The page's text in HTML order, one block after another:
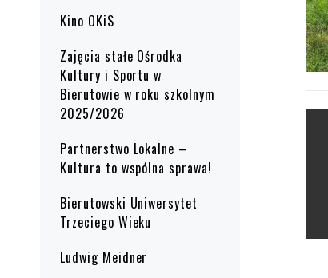
Kino OKiS
Zajęcia stałe Ośrodka
Kultury i Sportu w
Bierutowie w roku szkolnym
2025/2026
Partnerstwo Lokalne –
Kultura to wspólna sprawa!
Bierutowski Uniwersytet
Trzeciego Wieku
Ludwig Meidner